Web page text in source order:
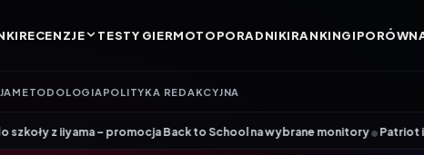
RECENZJE TESTY GIERMOTOPORADNIKIRANKINGI
METODOLOGIA POLITYKA REDAKCYJNA
Back to School na wybrane monitory•Patriot i ROG łączą siły.